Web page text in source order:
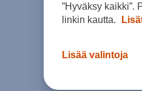
”Hyväksy kaikki”.
linkin kautta.
Lisää valintoja